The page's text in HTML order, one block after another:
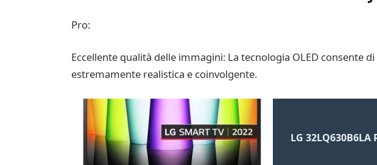
Pro:
Eccellente qualità delle immagini: La tecnologia OLED consente
estremamente realistica e coinvolgente.
LG 32LQ630B6LA